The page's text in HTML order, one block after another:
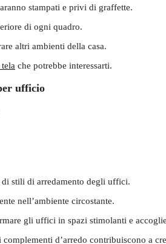
stampati e privi di graffette.
di ogni quadro.
altri ambienti della casa.
che potrebbe interessarti.
ufficio
di stili di arredamento degli uffici.
nell’ambiente circostante.
gli uffici in spazi stimolanti e
d’arredo contribuiscono a